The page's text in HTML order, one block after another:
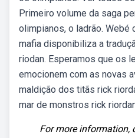
Primeiro volume da saga
olimpianos, o ladrão. Webé
mafia disponibiliza a
riodan. Esperamos que os
emocionem com as novas
maldição dos titãs rick
mar de monstros rick
For more information,